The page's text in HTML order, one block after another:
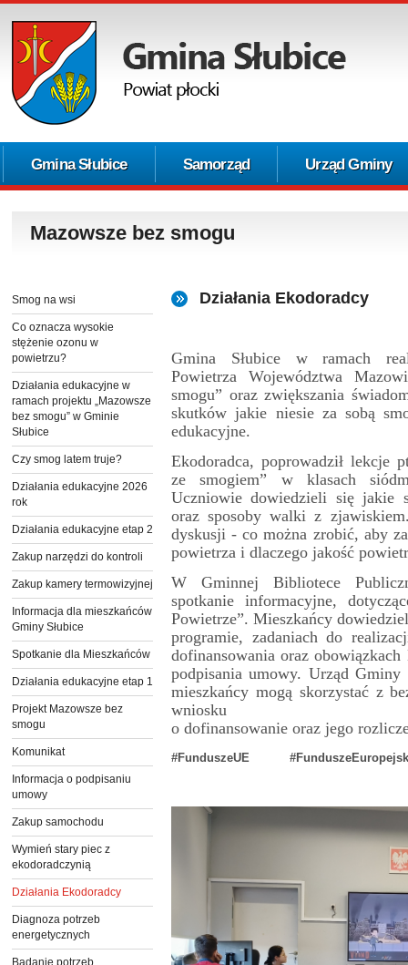
Gmina Słubice Samorząd Urząd Gminy
Mazowsze bez smogu
Smog na wsi
Co oznacza wysokie
stężenie ozonu w
powietrzu?
Działania edukacyjne w
ramach projektu „Mazowsze
bez smogu” w Gminie
Słubice
Czy smog latem truje?
Działania edukacyjne 2026
rok
Działania edukacyjne etap 2
Zakup narzędzi do kontroli
Zakup kamery termowizyjnej
Informacja dla mieszkańców
Gminy Słubice
Spotkanie dla Mieszkańców
Działania edukacyjne etap 1
Projekt Mazowsze bez
smogu
Komunikat
Informacja o podpisaniu
umowy
Zakup samochodu
Wymień stary piec z
ekodoradczynią
Działania Ekodoradcy
Diagnoza potrzeb
energetycznych
Badanie potrzeb
Działania Ekodoradcy
Gmina Słubice w ramach
Powietrza Województwa
smogu” oraz zwiększania
skutków jakie niesie za sobą
edukacyjne.
Ekodoradca, poprowadził lekcje
ze smogiem” w klasach
Uczniowie dowiedzieli się jakie
oraz sposoby walki z
dyskusji - co można zrobić, aby
powietrza i dlaczego jakość
W Gminnej Bibliotece
spotkanie informacyjne,
Powietrze”. Mieszkańcy
programie, zadaniach do
dofinansowania oraz
podpisania umowy. Urząd
mieszkańcy mogą skorzystać z
wniosku
o dofinansowanie oraz jego
#FunduszeUE